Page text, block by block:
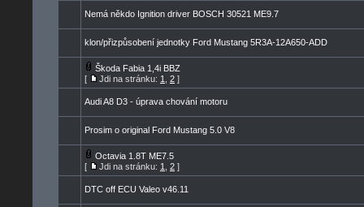
Nemá někdo Ignition driver BOSCH 30521 ME9.7
klon/přizpůsobení jednotky Ford Mustang 5R3A-12A650-ADD
Škoda Fabia 1,4i BBZ
[
Jdi na stránku: 1 2 ]
Audi A8 D3 - úprava chování motoru
Prosim o original Ford Mustang 5.0 V8
Octavia 1.8T ME7.5
[
Jdi na stránku: 1 2 ]
DTC off ECU Valeo v46.11